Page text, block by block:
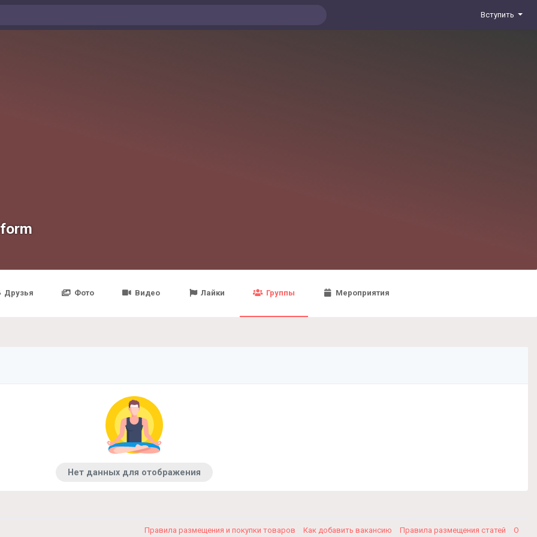
Вступить
Друзья Фото Видео Лайки Группы Мероприятия
Нет данных для отображения
Правила размещения и покупки товаров Как добавить вакансию Правила размещения статей О